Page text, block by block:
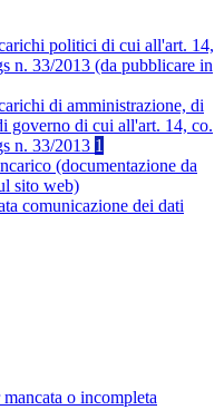
politici di cui all'art. 14,
n. 33/2013 (da pubblicare in
di amministrazione, di
governo di cui all'art. 14, co.
n. 33/2013 1
(documentazione da
sito web)
comunicazione dei dati
o incompleta